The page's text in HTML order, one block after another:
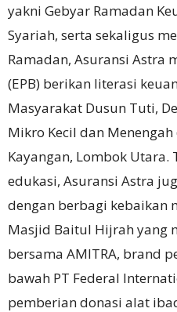
yakni Gebyar Ramadan
Syariah, serta sekaligus
Ramadan, Asuransi Astra
(EPB) berikan literasi
Masyarakat Dusun Tuti,
Mikro Kecil dan
Kayangan, Lombok
edukasi, Asuransi Astra
dengan berbagi kebaikan
Masjid Baitul Hijrah yang
bersama AMITRA, brand
bawah PT Federal
pemberian donasi alat